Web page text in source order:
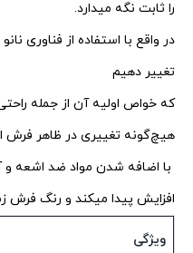
را ثابت نگه میدارد.
در واقع با استفاده از فناوری
تغییر دهیم
که خواص اولیه آن از جمله
هیچ‌گونه تغییری در ظاهر فرش
با اضافه شدن مواد ضد اشعه
افزایش پیدا میکند و رنگ فرش
ویژگی